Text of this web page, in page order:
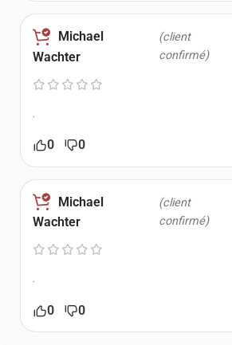
Michael
Wachter
(client
confirmé)
0 0
Michael
Wachter
(client
confirmé)
.
0 0